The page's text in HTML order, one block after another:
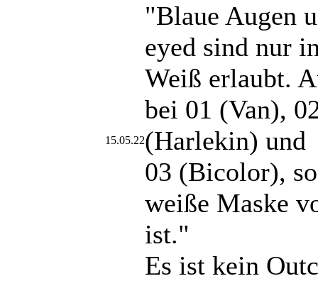
15.05.22
"Blaue Augen
eyed sind nur
Weiß erlaubt.
bei 01 (Van),
(Harlekin) und
03 (Bicolor),
weiße Maske
ist."
Es ist kein